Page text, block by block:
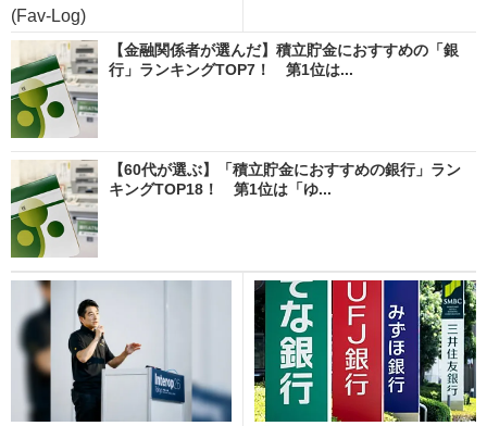
(Fav-Log)
【金融関係者が選んだ】積立貯金におすすめの「銀
行」ランキングTOP7！ 第1位は...
【60代が選ぶ】「積立貯金におすすめの銀行」ラン
キングTOP18！ 第1位は「ゆ...